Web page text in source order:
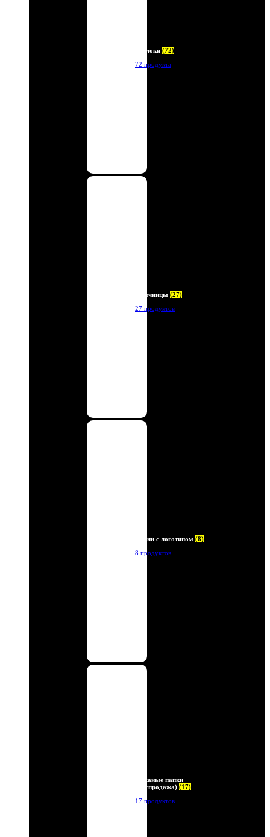
Брелоки (72)
72 продукта
Ключницы (27)
27 продуктов
Ремни с логотипом (8)
8 продуктов
Кожаные папки
(Распродажа) (17)
17 продуктов